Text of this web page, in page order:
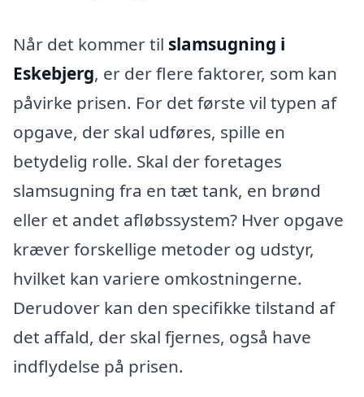
Når det kommer til slamsugning i
Eskebjerg, er der flere faktorer, som kan
påvirke prisen. For det første vil typen af
opgave, der skal udføres, spille en
betydelig rolle. Skal der foretages
slamsugning fra en tæt tank, en brønd
eller et andet afløbssystem? Hver opgave
kræver forskellige metoder og udstyr,
hvilket kan variere omkostningerne.
Derudover kan den specifikke tilstand af
det affald, der skal fjernes, også have
indflydelse på prisen.